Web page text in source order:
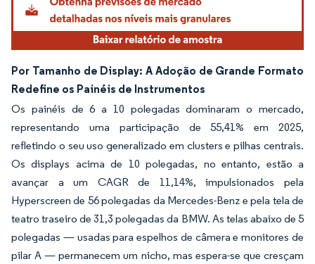
Por Tamanho de Display: A Adoção de Grande Formato
Redefine os Painéis de Instrumentos
Os painéis de 6 a 10 polegadas dominaram o mercado,
representando uma participação de 55,41% em 2025,
refletindo o seu uso generalizado em clusters e pilhas centrais.
Os displays acima de 10 polegadas, no entanto, estão a
avançar a um CAGR de 11,14%, impulsionados pela
Hyperscreen de 56 polegadas da Mercedes-Benz e pela tela de
teatro traseiro de 31,3 polegadas da BMW. As telas abaixo de 5
polegadas — usadas para espelhos de câmera e monitores de
pilar A — permanecem um nicho, mas espera-se que cresçam